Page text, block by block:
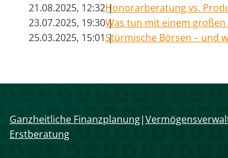
21.08.2025, 12:32Honorarberatung vs.
23.07.2025, 19:30Was tun mit einem
25.03.2025, 15:01Stürmische Börsen – und
Navigation
überspringen
Ganzheitliche Finanzplanung
Erstberatung